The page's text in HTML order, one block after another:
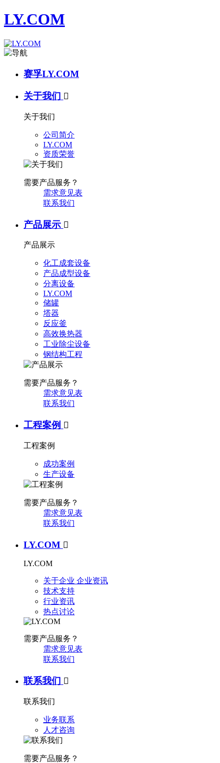
LY.COM
赛孚LY.COM
关于我们 
关于我们
公司简介
LY.COM
资质荣誉
需要产品服务？
需求意见表
联系我们
产品展示 
产品展示
化工成套设备
产品成型设备
分离设备
LY.COM
储罐
塔器
反应釜
高效换热器
工业除尘设备
钢结构工程
需要产品服务？
需求意见表
联系我们
工程案例 
工程案例
成功案例
生产设备
需要产品服务？
需求意见表
联系我们
LY.COM 
LY.COM
关于企业 企业资讯
技术支持
行业资讯
热点讨论
需要产品服务？
需求意见表
联系我们
联系我们 
联系我们
业务联系
人才咨询
需要产品服务？